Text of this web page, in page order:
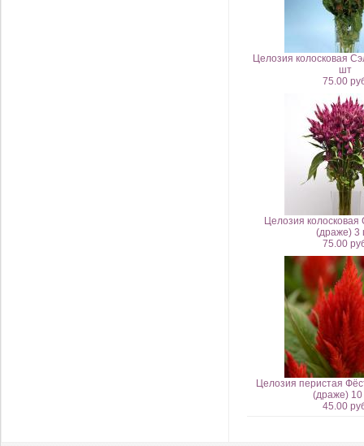
Целозия колосковая
шт
75.00
Целозия колосковая
(драже) 3
75.00
Целозия перистая
(драже)
45.00